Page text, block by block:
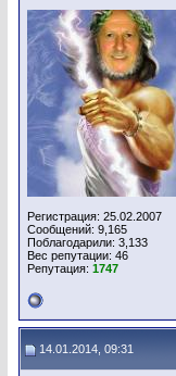
Регистрация: 25.02.2007
Сообщений: 9,165
Поблагодарили: 3,133
Вес репутации: 46
Репутация: 1747
14.01.2014, 09:31